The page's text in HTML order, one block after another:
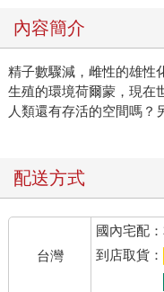
內容簡介
精子數驟減，雌性的雄性
生殖的環境荷爾蒙，現在
人類還有存活的空間嗎？
配送方式
台灣
國內宅配
到店取貨：